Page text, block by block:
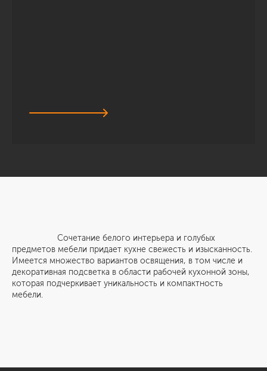
Сочетание белого интерьера и голубых
предметов мебели придает кухне свежесть и изысканность.
Имеется множество вариантов освящения, в том числе и
декоративная подсветка в области рабочей кухонной зоны,
которая подчеркивает уникальность и компактность
мебели.